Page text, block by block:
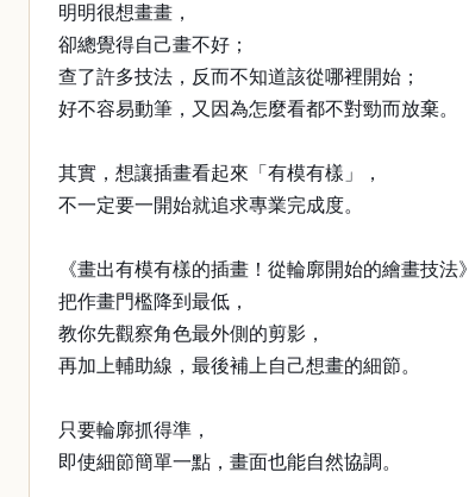
明明很想畫畫，
卻總覺得自己畫不好；
查了許多技法，反而不知道該從哪裡開始；
好不容易動筆，又因為怎麼看都不對勁而放棄。
其實，想讓插畫看起來「有模有樣」，
不一定要一開始就追求專業完成度。
《畫出有模有樣的插畫！從輪廓開始的繪畫技法》
把作畫門檻降到最低，
教你先觀察角色最外側的剪影，
再加上輔助線，最後補上自己想畫的細節。
只要輪廓抓得準，
即使細節簡單一點，畫面也能自然協調。